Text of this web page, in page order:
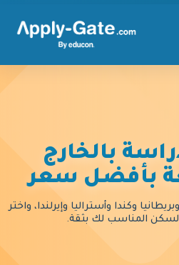
بالخارج
بأفضل سعر
وكندا وأستراليا وإيرلندا، واختر
المناسب لك بثقة.